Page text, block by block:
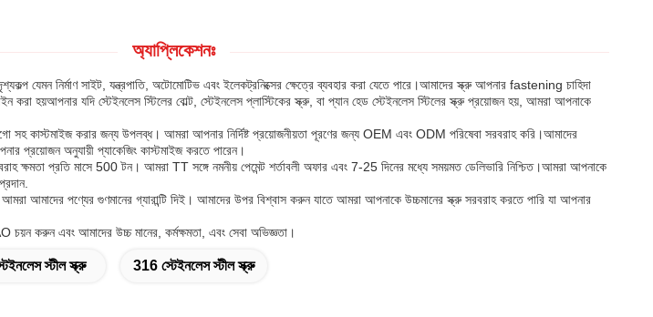
অ্যাপ্লিকেশনঃ
যেমন নির্মাণ সাইট, যন্ত্রপাতি, অটোমোটিভ এবং ইলেকট্রনিক্সের ক্ষেত্রে ব্যবহার করা যেতে পারে।আমাদের স্ক্রু আপনার fastening চাহিদা
করা হয়আপনার যদি স্টেইনলেস স্টিলের বোল্ট, স্টেইনলেস প্লাস্টিকের স্ক্রু, বা প্যান হেড স্টেইনলেস স্টিলের স্ক্রু প্রয়োজন হয়, আমরা আপনাকে
সহ কাস্টমাইজ করার জন্য উপলব্ধ। আমরা আপনার নির্দিষ্ট প্রয়োজনীয়তা পূরণের জন্য OEM এবং ODM পরিষেবা সরবরাহ করি।আমাদের
প্রয়োজন অনুযায়ী প্যাকেজিং কাস্টমাইজ করতে পারেন।
ক্ষমতা প্রতি মাসে 500 টন। আমরা TT সঙ্গে নমনীয় পেমেন্ট শর্তাবলী অফার এবং 7-25 দিনের মধ্যে সময়মত ডেলিভারি নিশ্চিত।আমরা আপনাকে
আমাদের পণ্যের গুণমানের গ্যারান্টি দিই। আমাদের উপর বিশ্বাস করুন যাতে আমরা আপনাকে উচ্চমানের স্ক্রু সরবরাহ করতে পারি যা আপনার
করুন এবং আমাদের উচ্চ মানের, কর্মক্ষমতা, এবং সেবা অভিজ্ঞতা।
স্টীল স্ক্রু 316 স্টেইনলেস স্টীল স্ক্রু